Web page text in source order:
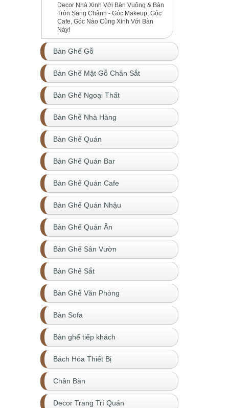
Decor Nhà Xinh Với Bàn Vuông & Bàn
Tròn Sang Chảnh - Góc Makeup, Góc
Cafe, Góc Nào Cũng Xinh Với Bàn
Này!
Bàn Ghế Gỗ
Bàn Ghế Mặt Gỗ Chân Sắt
Bàn Ghế Ngoại Thất
Bàn Ghế Nhà Hàng
Bàn Ghế Quán
Bàn Ghế Quán Bar
Bàn Ghế Quán Cafe
Bàn Ghế Quán Nhậu
Bàn Ghế Quán Ăn
Bàn Ghế Sân Vườn
Bàn Ghế Sắt
Bàn Ghế Văn Phòng
Bàn Sofa
Bàn ghế tiếp khách
Bách Hóa Thiết Bị
Chân Bàn
Decor Trang Trí Quán